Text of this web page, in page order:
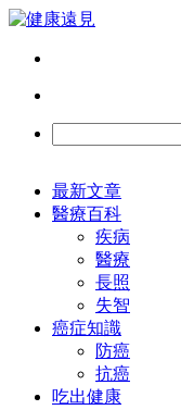
最新文章
醫療百科
疾病
醫療
長照
失智
癌症知識
防癌
抗癌
吃出健康